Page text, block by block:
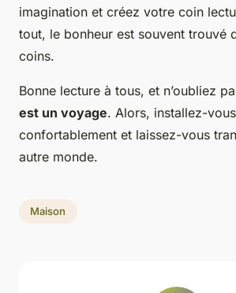
imagination et créez votre coin
tout, le bonheur est souvent trouvé
coins.
Bonne lecture à tous, et n’oubliez
est un voyage. Alors, installez-vous
confortablement et laissez-vous
autre monde.
Maison